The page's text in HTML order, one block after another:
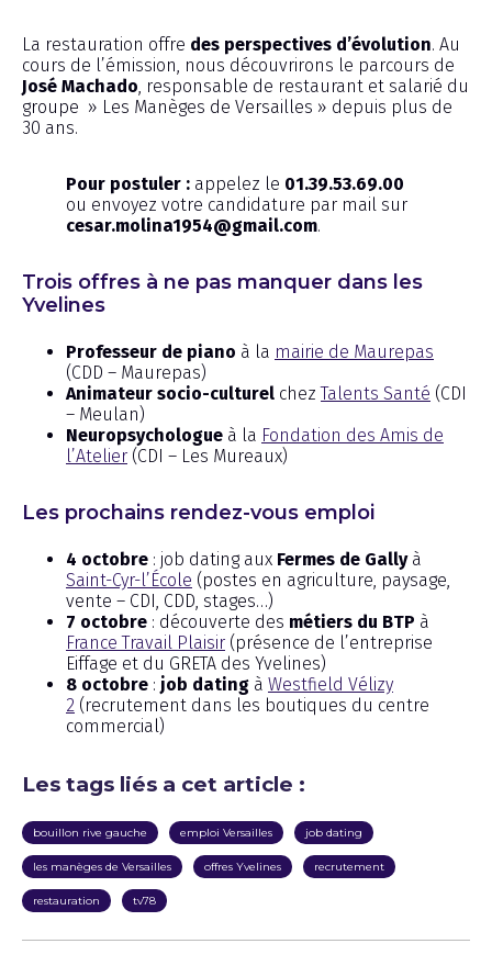
La restauration offre des perspectives d’évolution. Au
cours de l’émission, nous découvrirons le parcours de
José Machado , responsable de restaurant et salarié du
groupe » Les Manèges de Versailles » depuis plus de
30 ans.
Pour postuler : appelez le 01.39.53.69.00
ou envoyez votre candidature par mail sur
cesar.molina1954@gmail.com.
Trois offres à ne pas manquer dans les
Yvelines
Professeur de piano à la mairie de Maurepas
(CDD – Maurepas)
Animateur socio-culturel chezTalents Santé (CDI
– Meulan)
Neuropsychologue à la Fondation des Amis de
l’Atelier (CDI – Les Mureaux)
Les prochains rendez-vous emploi
4 octobre : job dating aux Fermes de Gallyà
Saint-Cyr-l’École (postes en agriculture, paysage,
vente – CDI, CDD, stages…)
7 octobre : découverte des métiers du BTP à
France Travail Plaisir (présence de l’entreprise
Eiffage et du GRETA des Yvelines)
8 octobre : job dating à Westfield Vélizy
2 (recrutement dans les boutiques du centre
commercial)
Les tags liés a cet article :
bouillon rive gauche emploi Versailles job dating
les manèges de Versailles offres Yvelines recrutement
restauration tv78